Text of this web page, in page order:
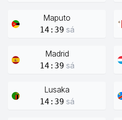
Maputo
14:39 sá
Madrid
14:39 sá
Lusaka
14:39 sá